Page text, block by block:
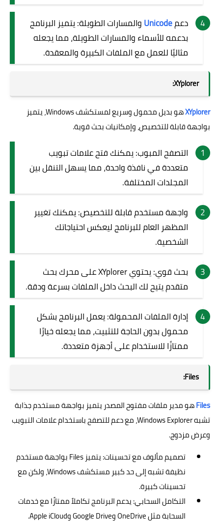
دعمUnicodeوالمسارات الطويلة: يتميز البرنامج
بدعمه للأسماء والمسارات الطويلة، مما يجعله
مثاليًا للعمل مع الملفات الكبيرة والمعقدة.
XYplorer:
XYplorer
هو بديل محمول وسريع لمستكشف Windows، يتميز
بواجهة قابلة للتخصيص، وإمكانيات بحث قوية.
التصفح المبوب: يمكنك فتح علامات تبويب
متعددة في نافذة واحدة، مما يسهل التنقل بين
المجلدات المختلفة.
واجهة مستخدم قابلة للتخصيص: يمكنك تغيير
المظهر العام للبرنامج ليعكس احتياجاتك
الشخصية.
بحث قوي: يحتوي XYplorer على محرك بحث
متقدم يتيح لك البحث داخل الملفات بسرعة ودقة.
إدارة الملفات المحمولة: يعمل البرنامج بشكل
محمول بدون الحاجة للتثبيت، مما يجعله خيارًا
ممتازًا للاستخدام على أجهزة متعددة.
Files:
Filesهو مدير ملفات مفتوح المصدر يتميز بواجهة مستخدم جذابة
تشبه Windows Explorer، مع دعم للتصفح باستخدام علامات التبويب
وعرض مزدوج.
تصميم مألوف مع تحسينات: يتميز Files بواجهة مستخدم
نظيفة تشبه إلى حد كبير مستكشف Windows، ولكن مع
تحسينات كبيرة.
التكامل السحابي: يدعم البرنامج تكاملاً ممتازًا مع خدمات
السحابة مثل OneDrive وGoogle Drive وApple iCloud.